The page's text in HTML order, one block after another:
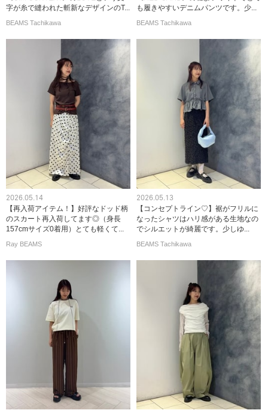
字が糸で縫われた斬新なデザインのT...
BEAMS Tachikawa
も履きやすいデニムパンツです。少...
BEAMS Tachikawa
2026.05.14
【再入荷アイテム！】好評なドッド柄
のスカート再入荷してます◎（身長
157cmサイズ0着用）とても軽くて...
Ray BEAMS
2026.05.13
【コンセプトライン♡】裾がフリルに
なったシャツはハリ感がある生地なの
でシルエットが綺麗です。少しゆ...
BEAMS Tachikawa